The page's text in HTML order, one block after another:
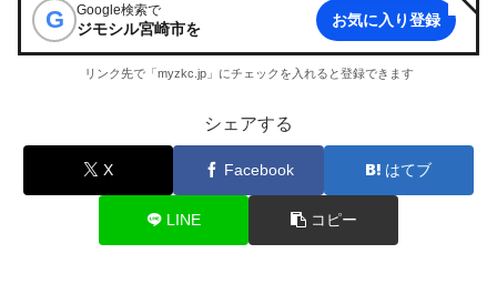
G Google検索で
ジモシル宮崎市を お気に入り登録
リンク先で「myzkc.jp」にチェックを入れると登録できます
シェアする
X Facebook はてブ
LINE コピー